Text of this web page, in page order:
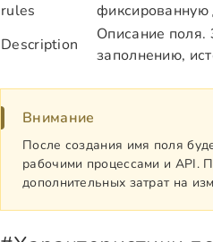
rules
фиксированную
Description
Описание поля.
заполнению,
Внимание
После создания имя поля
рабочими процессами и API.
дополнительных затрат на